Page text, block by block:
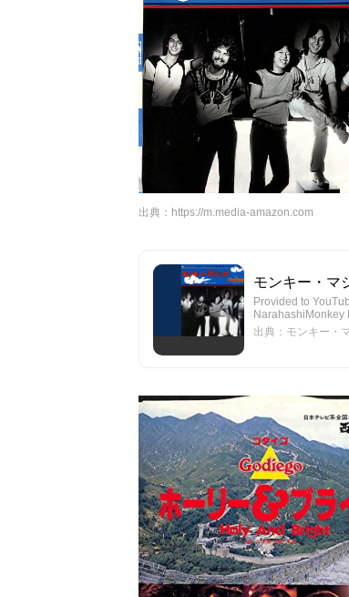
出典： https://m.media-amazon.com
モンキー・マ
Provided to
NarahashiMonkey
出典：モンキー・